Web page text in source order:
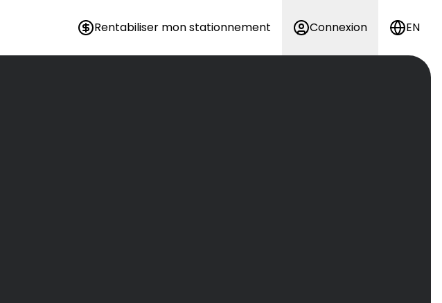
Rentabiliser mon stationnement Connexion EN